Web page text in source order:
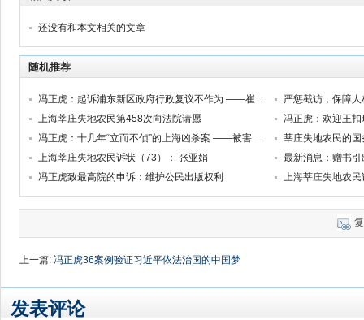
还没有和本文相关的文章
随机推荐
冯正虎：起诉浦东新区政府行政复议不作为 ——崔福芳被非法拘禁的诉讼系列之三
严惩截访，保障人
上海莘庄失地农民第458次向法院请愿
冯正虎：欢迎王
冯正虎：十几年“立而不侦”的上海凶杀案 ——被害人之母叶桂香控告涉嫌渎职罪的上海松江警方相关人员
莘庄失地农民的
上海莘庄失地农民诉状（73）： 张亚娟
最新消息：赠书引
冯正虎致最高院的申诉：维护公民出版权利
上海莘庄失地农
上一篇: 冯正虎36案例验证习近平依法治国的中国梦
发表评论